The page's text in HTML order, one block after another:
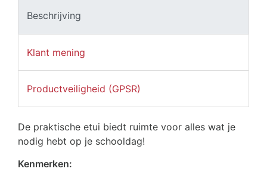
Beschrijving
Klant mening
Productveiligheid (GPSR)
De praktische etui biedt ruimte voor alles wat je
nodig hebt op je schooldag!
Kenmerken: